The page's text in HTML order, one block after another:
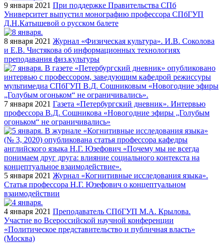
9 января 2021 При поддержке Правительства СПб
Университет выпустил монографию профессора СПбГУП
Д.Н.Катышевой о русском балете
8 января 2021 Журнал «Физическая культура». И.В. Соколова
и Е.В. Чистякова об информационных технологиях
преподавания физ.культуры
7 января 2021 Газета «Петербургский дневник». Интервью
профессора В.Д. Сошникова «Новогодние эфиры „Голубым
огоньком“ не ограничивались»
5 января 2021 Журнал «Когнитивные исследования языка».
Статья профессора Н.Г. Юзефович о концептуальном
взаимодействии
4 января 2021 Преподаватель СПбГУП М.А. Крылова.
Участие во Всероссийской научной конференции
«Политическое представительство и публичная власть»
(Москва)